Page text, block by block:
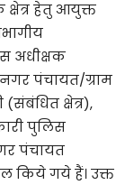
हेतु आयुक्त
अधीक्षक
पंचायत/ग्राम
क्षेत्र),
पुलिस
पंचायत
किये गये हैं। उक्त